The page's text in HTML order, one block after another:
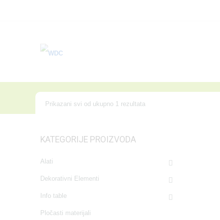
Prikazani svi od ukupno 1 rezultata
KATEGORIJE PROIZVODA
Alati
Dekorativni Elementi
Info table
Pločasti materijali